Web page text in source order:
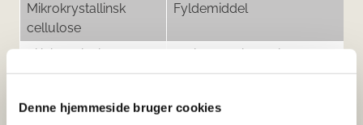
Denne hjemmeside bruger cookies
Mikrokrystallinsk
cellulose
Fyldemiddel
Vegetabilsk glycerol
Overfladebehandlingsmiddel